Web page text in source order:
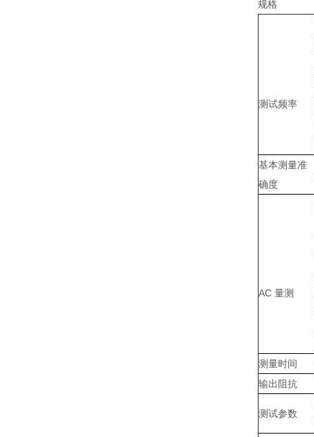
规格
测试频率
基本测量准
确度
AC 量测
测量时间
输出阻抗
测试参数